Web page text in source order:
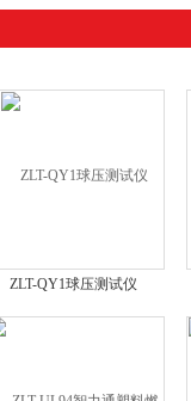
ZLT-QY1球压测试仪